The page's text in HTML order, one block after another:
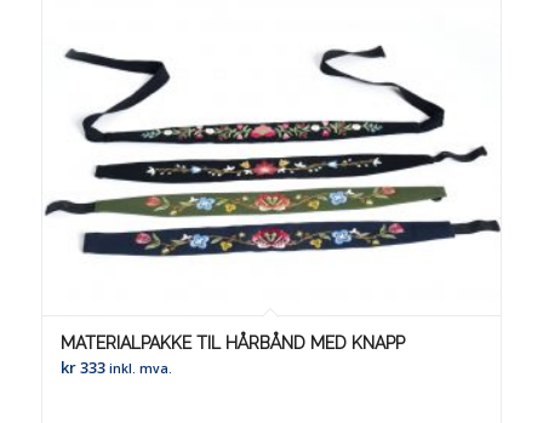
MATERIALPAKKE TIL HÅRBÅND MED KNAPP
kr333 inkl. mva.